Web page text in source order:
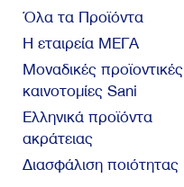
Όλα τα Προϊόντα
Η εταιρεία ΜΕΓΑ
Μοναδικές προϊοντικές
καινοτομίες Sani
Ελληνικά προϊόντα
ακράτειας
Διασφάλιση ποιότητας